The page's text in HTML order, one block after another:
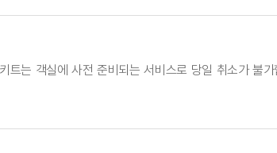
트는 객실에 사전 준비되는 서비스로 당일 취소가 불가